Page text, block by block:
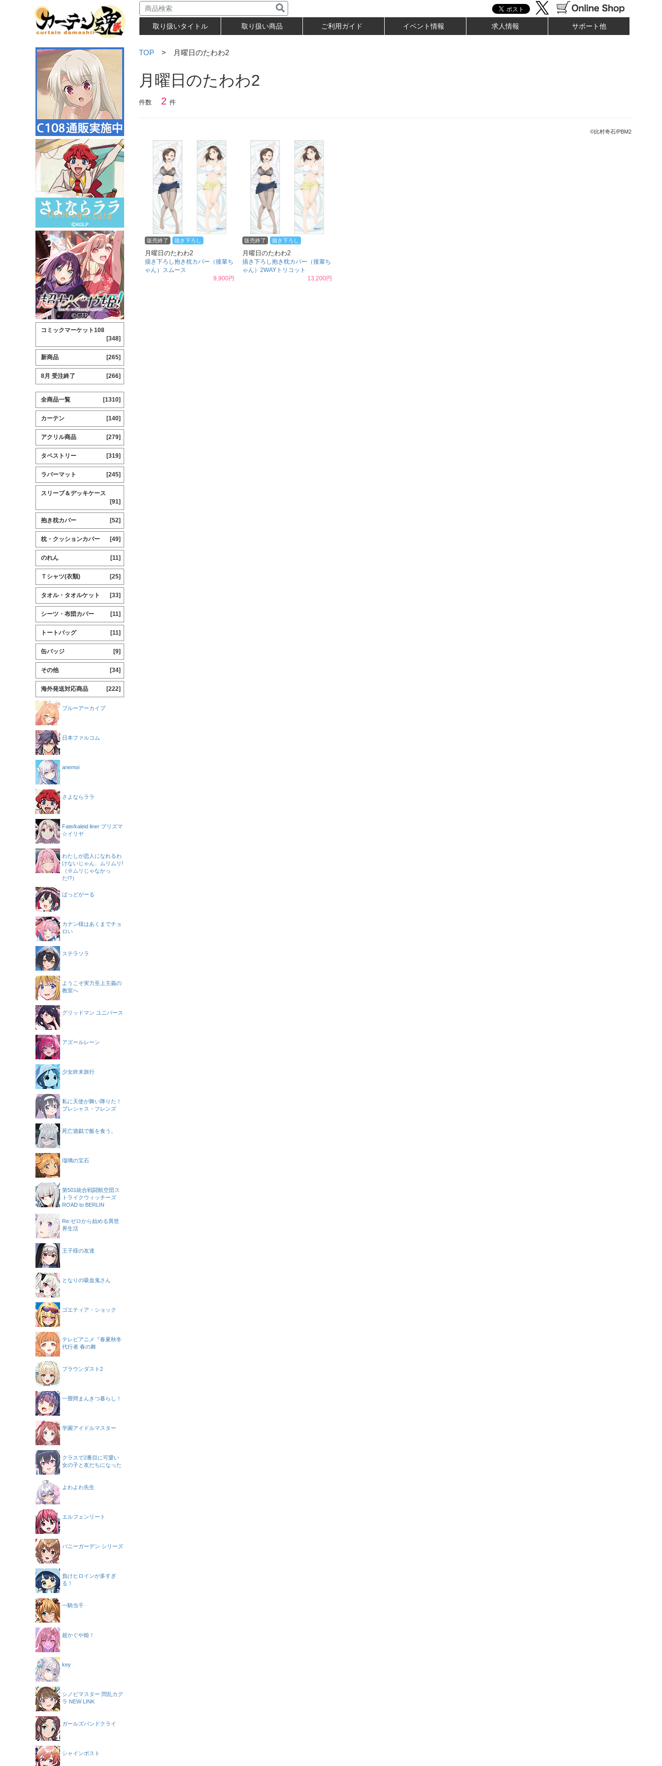
取り扱いタイトル 取り扱い商品 ご利用ガイド イベント情報 求人情報 サポート他
TOP > 月曜日のたわわ2
月曜日のたわわ2
件数 2 件
©比村奇石/PBM2
販売終了 描き下ろし
月曜日のたわわ2
描き下ろし抱き枕カバー（後輩ち
ゃん）スムース
9,900円
販売終了 描き下ろし
月曜日のたわわ2
描き下ろし抱き枕カバー（後輩ち
ゃん）2WAYトリコット
13,200円
コミックマーケット108
[348]
新商品 [265]
8月 受注終了 [266]
全商品一覧 [1310]
カーテン [140]
アクリル商品 [279]
タペストリー [319]
ラバーマット [245]
スリーブ＆デッキケース
[91]
抱き枕カバー [52]
枕・クッションカバー [49]
のれん [11]
Ｔシャツ(衣類) [25]
タオル・タオルケット [33]
シーツ・布団カバー [11]
トートバッグ [11]
缶バッジ [9]
その他 [34]
海外発送対応商品 [222]
ブルーアーカイブ
日本ファルコム
anemoi
さよならララ
Fate/kaleid liner プリズマ
☆イリヤ
わたしが恋人になれるわ
けないじゃん、ムリムリ!
（※ムリじゃなかっ
た!?）
ばっどがーる
カナン様はあくまでチョ
ロい
ステラソラ
ようこそ実力至上主義の
教室へ
グリッドマン ユニバース
アズールレーン
少女終末旅行
私に天使が舞い降りた！
プレシャス・フレンズ
死亡遊戯で飯を食う。
瑠璃の宝石
第501統合戦闘航空団ス
トライクウィッチーズ
ROAD to BERLIN
Re:ゼロから始める異世
界生活
王子様の友達
となりの吸血鬼さん
ゴエティア・ショック
テレビアニメ『春夏秋冬
代行者 春の舞
ブラウンダスト2
一畳間まんきつ暮らし！
学園アイドルマスター
クラスで2番目に可愛い
女の子と友だちになった
よわよわ先生
エルフェンリート
バニーガーデン シリーズ
負けヒロインが多すぎ
る！
一騎当千
超かぐや姫！
key
シノビマスター 閃乱カグ
ラ NEW LINK
ガールズバンドクライ
シャインポスト